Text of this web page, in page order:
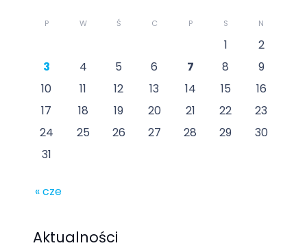
P W Ś C P S N
1
2
3
4 5 6 7 8
9
10
11 12 13 14 15
16
17
18 19 20 21 22
23
24
25 26 27 28 29
30
31
« cze
Aktualności